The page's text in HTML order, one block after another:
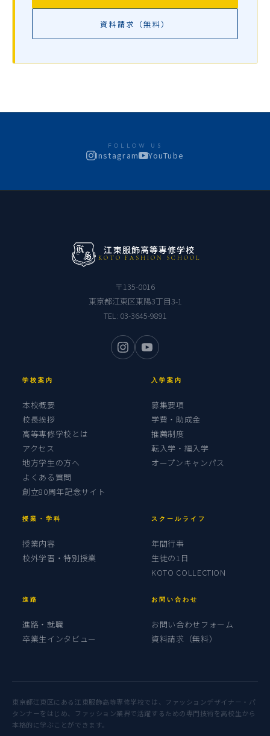
資料請求（無料）
FOLLOW US
Instagram YouTube
江東服飾高等専修学校
KOTO FASHION SCHOOL
〒135-0016
東京都江東区東陽3丁目3-1
TEL: 03-3645-9891
学校案内
本校概要
校長挨拶
高等専修学校とは
アクセス
地方学生の方へ
よくある質問
創立80周年記念サイト
入学案内
募集要項
学費・助成金
推薦制度
転入学・編入学
オープンキャンパス
授業・学科
授業内容
校外学習・特別授業
スクールライフ
年間行事
生徒の1日
KOTO COLLECTION
進路
進路・就職
卒業生インタビュー
お問い合わせ
お問い合わせフォーム
資料請求（無料）
東京都江東区にある江東服飾高等専修学校では、ファッションデザイナー・パ
タンナーをはじめ、ファッション業界で活躍するための専門技術を高校生から
本格的に学ぶことができます。